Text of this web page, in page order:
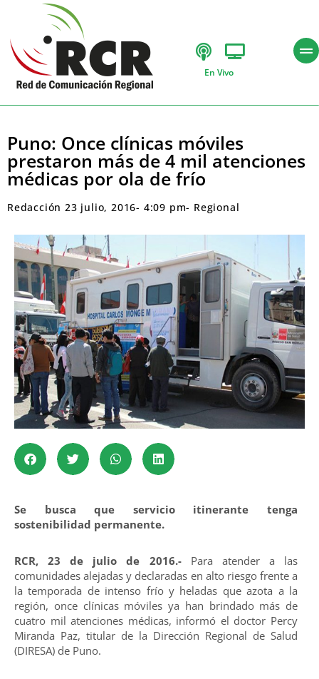
En Vivo
Puno: Once clínicas móviles
prestaron más de 4 mil atenciones
médicas por ola de frío
Redacción 23 julio, 2016- 4:09 pm- Regional
Se busca que servicio itinerante tenga
sostenibilidad permanente.
RCR, 23 de julio de 2016.-Para atender a las
comunidades alejadas y declaradas en alto riesgo frente a
la temporada de intenso frío y heladas que azota a la
región, once clínicas móviles ya han brindado más de
cuatro mil atenciones médicas, informó el doctor Percy
Miranda Paz, titular de la Dirección Regional de Salud
(DIRESA) de Puno.